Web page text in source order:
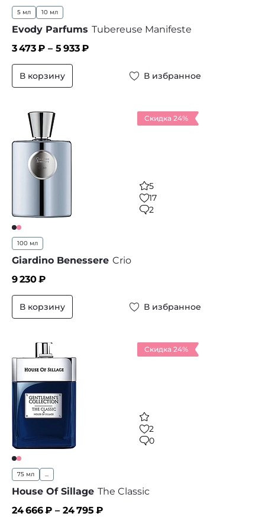
5 мл 10 мл
Evody Parfums Tubereuse Manifeste
3 473₽ – 5 933₽
В корзину В избранное
Скидка 24%
5
17
2
100 мл
Giardino Benessere Crio
9 230₽
В корзину В избранное
Скидка 24%
2
0
75 мл ...
House Of Sillage The Classic
24 666₽ – 24 795 ₽